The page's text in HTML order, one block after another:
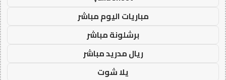
مباريات اليوم مباشر
برشلونة مباشر
ريال مدريد مباشر
يلا شوت